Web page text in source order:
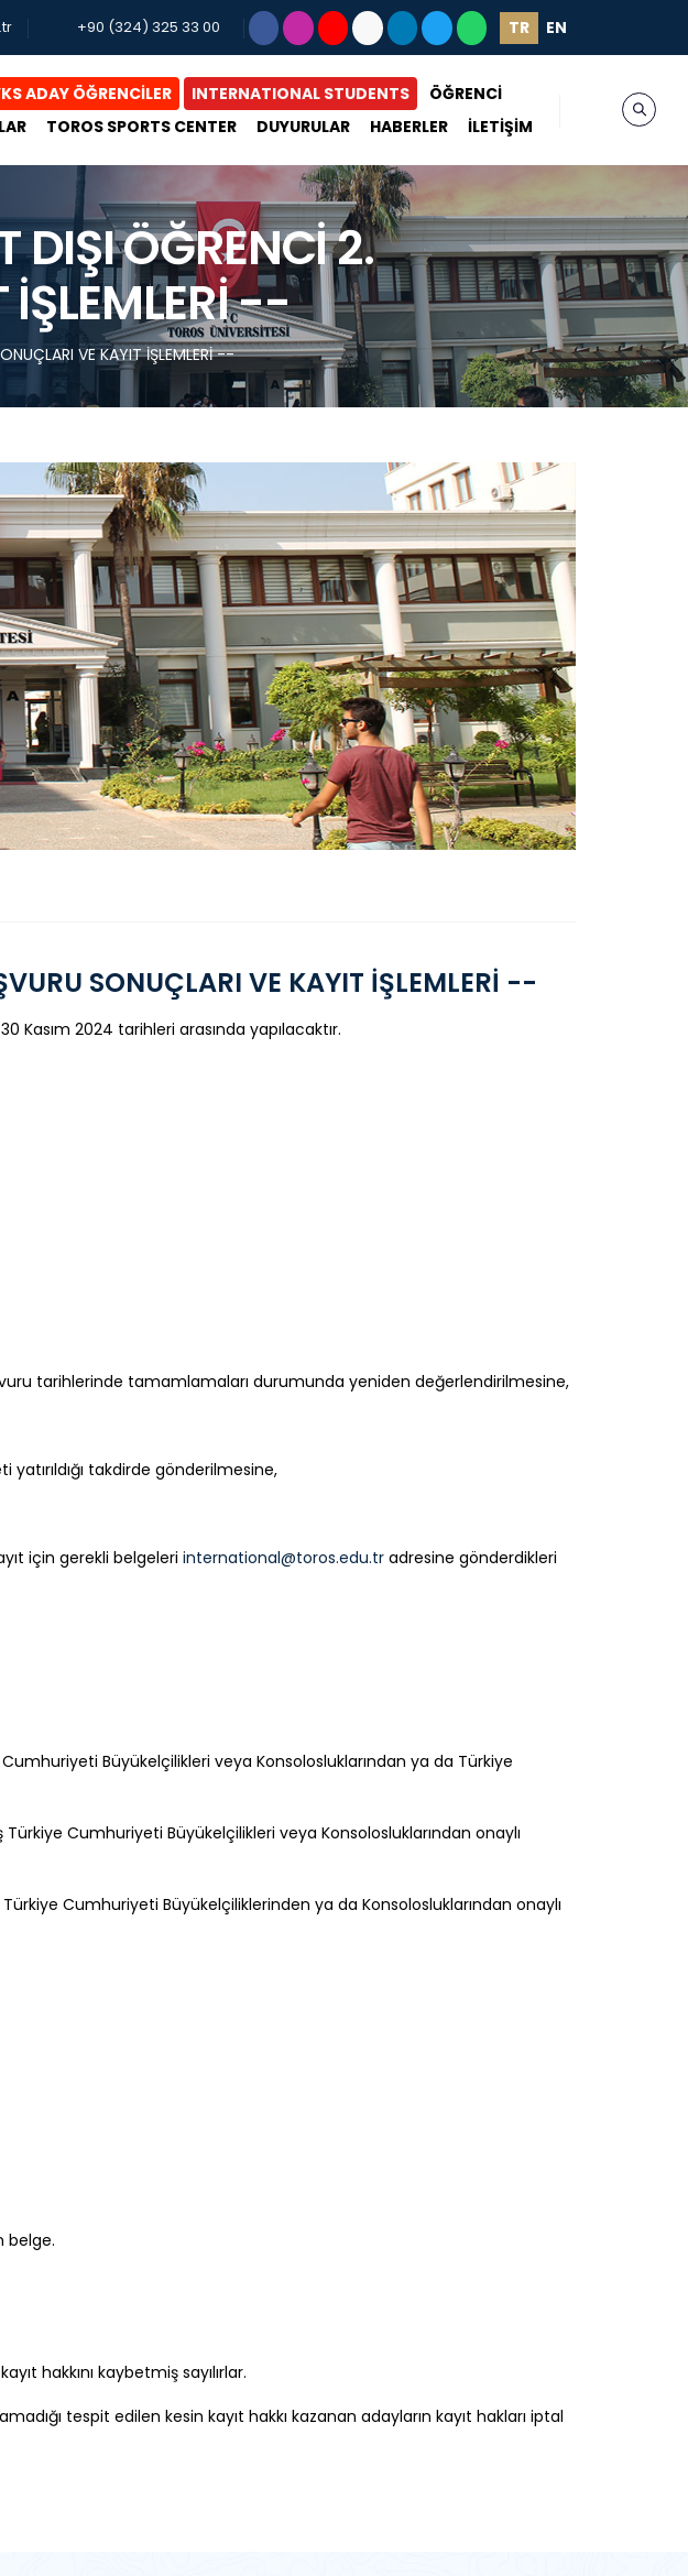
+90 (324) 325 33 00 TR EN
ADAY ÖĞRENCİLER INTERNATIONAL STUDENTS
ÖĞRENCİ
TOROS SPORTS CENTER DUYURULAR HABERLER İLETİŞİM
ÖĞRENCİ 2.
İŞLEMLERİ --
VE KAYIT İŞLEMLERİ --
SONUÇLARI VE KAYIT İŞLEMLERİ --
Kasım 2024 tarihleri arasında yapılacaktır.
tarihlerinde tamamlamaları durumunda yeniden değerlendirilmesine,
takdirde gönderilmesine,
için gerekli belgeleri international@toros.edu.tr adresine gönderdikleri
Büyükelçilikleri veya Konsolosluklarından ya da Türkiye
Cumhuriyeti Büyükelçilikleri veya Konsolosluklarından onaylı
Cumhuriyeti Büyükelçiliklerinden ya da Konsolosluklarından onaylı
belge.
hakkını kaybetmiş sayılırlar.
tespit edilen kesin kayıt hakkı kazanan adayların kayıt hakları iptal